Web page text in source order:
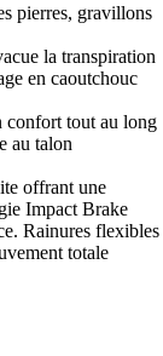
pierres, gravillons
la transpiration
en caoutchouc
confort tout au long
au talon
offrant une
Impact Brake
Rainures flexibles
totale